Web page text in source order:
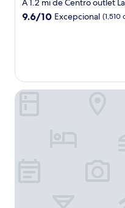
4.0
A 1.2 mi de Centro outlet
9.6
9.6/10 Excepcional (1,510
Hilton Vacation Club